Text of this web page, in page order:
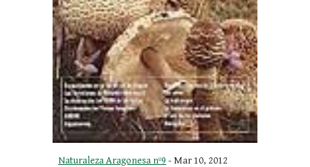
Naturaleza Aragonesa nº9 - Mar 10, 2012